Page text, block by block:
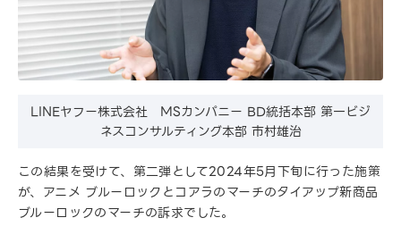
LINEヤフー株式会社 MSカンパニー BD統括本部 第一ビジ
ネスコンサルティング本部 市村雄治
この結果を受けて、第二弾として2024年5月下旬に行った施策
が、アニメ ブルーロックとコアラのマーチのタイアップ新商品
ブルーロックのマーチの訴求でした。